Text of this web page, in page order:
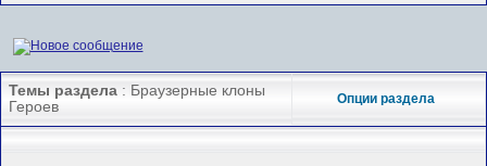
Темы раздела : Браузерные клоны
Героев
Опции раздела